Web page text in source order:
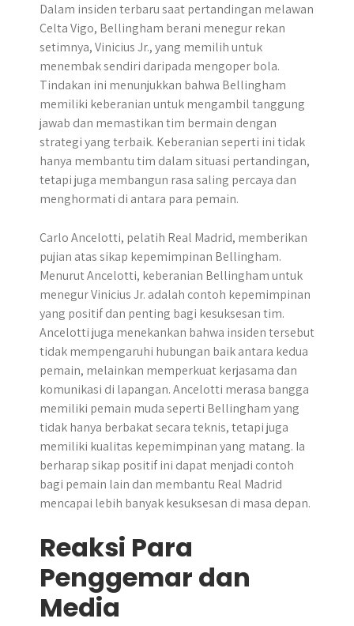
Dalam insiden terbaru saat pertandingan melawan
Celta Vigo, Bellingham berani menegur rekan
setimnya, Vinicius Jr., yang memilih untuk
menembak sendiri daripada mengoper bola.
Tindakan ini menunjukkan bahwa Bellingham
memiliki keberanian untuk mengambil tanggung
jawab dan memastikan tim bermain dengan
strategi yang terbaik. Keberanian seperti ini tidak
hanya membantu tim dalam situasi pertandingan,
tetapi juga membangun rasa saling percaya dan
menghormati di antara para pemain.
Carlo Ancelotti, pelatih Real Madrid, memberikan
pujian atas sikap kepemimpinan Bellingham.
Menurut Ancelotti, keberanian Bellingham untuk
menegur Vinicius Jr. adalah contoh kepemimpinan
yang positif dan penting bagi kesuksesan tim.
Ancelotti juga menekankan bahwa insiden tersebut
tidak mempengaruhi hubungan baik antara kedua
pemain, melainkan memperkuat kerjasama dan
komunikasi di lapangan. Ancelotti merasa bangga
memiliki pemain muda seperti Bellingham yang
tidak hanya berbakat secara teknis, tetapi juga
memiliki kualitas kepemimpinan yang matang. Ia
berharap sikap positif ini dapat menjadi contoh
bagi pemain lain dan membantu Real Madrid
mencapai lebih banyak kesuksesan di masa depan.
Reaksi Para
Penggemar dan
Media